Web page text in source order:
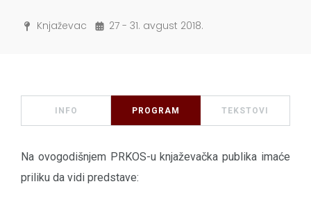
Knjaževac 27 - 31. avgust 2018.
INFO PROGRAM TEKSTOVI
Na ovogodišnjem PRKOS-u knjaževačka publika imaće
priliku da vidi predstave: